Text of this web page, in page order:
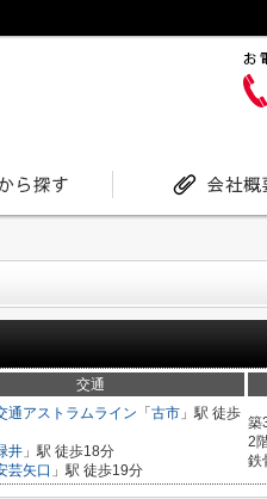
交通
通アストラムライン 「 古市 」駅 徒歩
井 」駅 徒歩18分
芸矢口 」駅 徒歩19分
築
2
鉄